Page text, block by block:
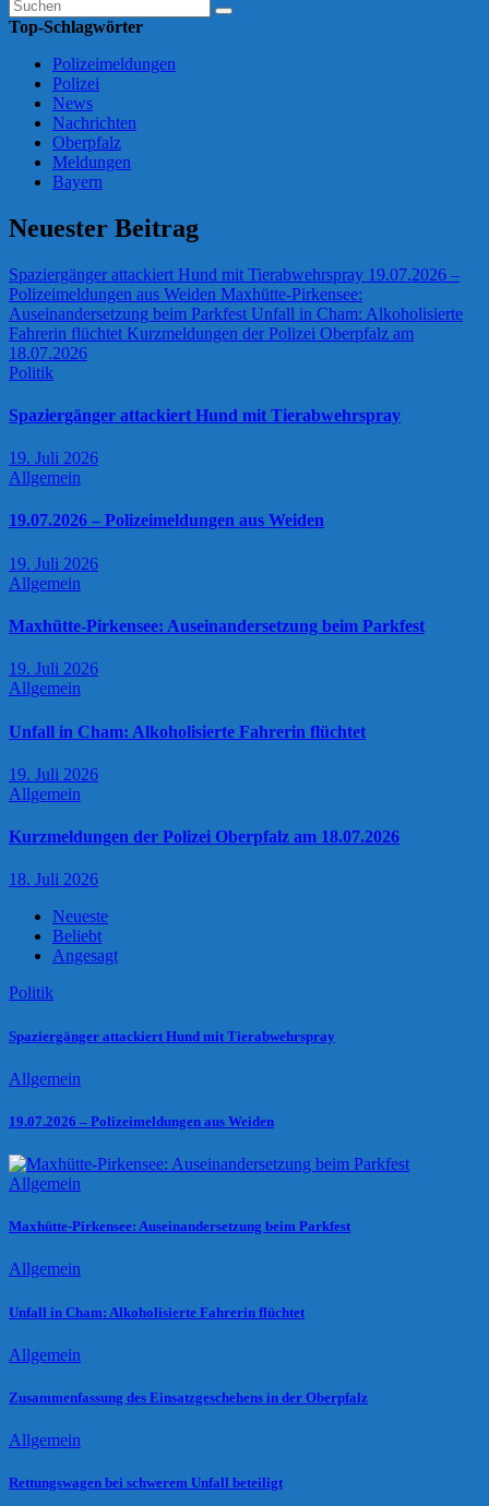
Top-Schlagwörter
Polizeimeldungen
Polizei
News
Nachrichten
Oberpfalz
Meldungen
Bayern
Neuester Beitrag
Spaziergänger attackiert Hund mit Tierabwehrspray 19.07.2026 –
Polizeimeldungen aus Weiden Maxhütte-Pirkensee:
Auseinandersetzung beim Parkfest Unfall in Cham: Alkoholisierte
Fahrerin flüchtet Kurzmeldungen der Polizei Oberpfalz am
18.07.2026
Politik
Spaziergänger attackiert Hund mit Tierabwehrspray
19. Juli 2026
Allgemein
19.07.2026 – Polizeimeldungen aus Weiden
19. Juli 2026
Allgemein
Maxhütte-Pirkensee: Auseinandersetzung beim Parkfest
19. Juli 2026
Allgemein
Unfall in Cham: Alkoholisierte Fahrerin flüchtet
19. Juli 2026
Allgemein
Kurzmeldungen der Polizei Oberpfalz am 18.07.2026
18. Juli 2026
Neueste
Beliebt
Angesagt
Politik
Spaziergänger attackiert Hund mit Tierabwehrspray
Allgemein
19.07.2026 – Polizeimeldungen aus Weiden
Allgemein
Maxhütte-Pirkensee: Auseinandersetzung beim Parkfest
Allgemein
Unfall in Cham: Alkoholisierte Fahrerin flüchtet
Allgemein
Zusammenfassung des Einsatzgeschehens in der Oberpfalz
Allgemein
Rettungswagen bei schwerem Unfall beteiligt